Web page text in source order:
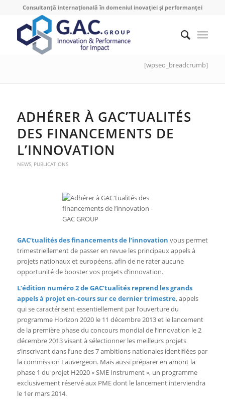
Consultanță internațională în domeniul inovației și performanței
[wpseo_breadcrumb]
ADHÉRER À GAC’TUALITÉS
DES FINANCEMENTS DE
L’INNOVATION
NEWS, PUBLICATIONS
GAC’tualités des financements de l’innovation vous permet
trimestriellement de passer en revue les principaux appels à
projets nationaux et européens, afin de ne rater aucune
opportunité de booster vos projets d’innovation.
L’édition numéro 2 de GAC’tualités reprend les grands
appels à projet en-cours sur ce dernier trimestre, appels
qui se caractérisent essentiellement par l’ouverture du
programme Horizon 2020 le 11 décembre 2013 et le lancement
de la première phase du concours mondial de l’innovation le 2
décembre 2013 visant à sélectionner les meilleurs projets
s’inscrivant dans l’une des 7 ambitions nationales identifiées par
la commission Lauvergeon. Mais aussi préparer en amont la
phase 1 du projet H2020 « SME Instrument », un programme
exclusivement réservé aux PME dont le lancement interviendra
le 1er mars 2014.